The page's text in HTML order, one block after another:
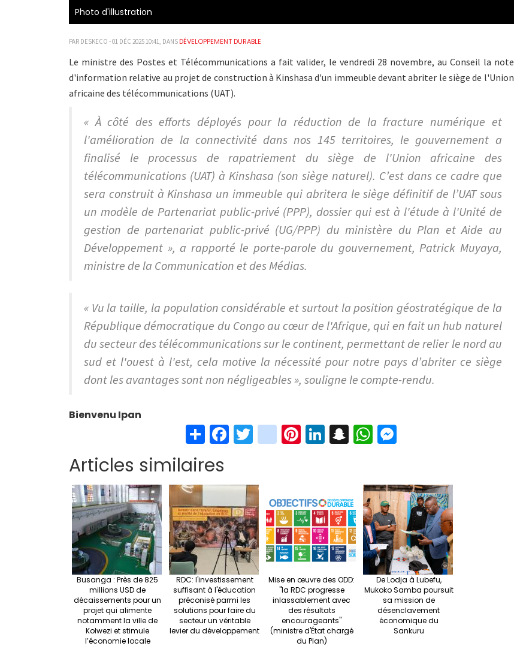
Photo d'illustration
PAR DESKECO - 01 DÉC 2025 10:41, DANS DÉVELOPPEMENT DURABLE
Le ministre des Postes et Télécommunications a fait valider, le vendredi 28 novembre, au Conseil la note
d'information relative au projet de construction à Kinshasa d'un immeuble devant abriter le siège de l'Union
africaine des télécommunications (UAT).
« À côté des efforts déployés pour la réduction de la fracture numérique et
l'amélioration de la connectivité dans nos 145 territoires, le gouvernement a
finalisé le processus de rapatriement du siège de l'Union africaine des
télécommunications (UAT) à Kinshasa (son siège naturel). C’est dans ce cadre que
sera construit à Kinshasa un immeuble qui abritera le siège définitif de l’UAT sous
un modèle de Partenariat public-privé (PPP), dossier qui est à l'étude à l'Unité de
gestion de partenariat public-privé (UG/PPP) du ministère du Plan et Aide au
Développement », a rapporté le porte-parole du gouvernement, Patrick Muyaya,
ministre de la Communication et des Médias.
« Vu la taille, la population considérable et surtout la position géostratégique de la
République démocratique du Congo au cœur de l'Afrique, qui en fait un hub naturel
du secteur des télécommunications sur le continent, permettant de relier le nord au
sud et l'ouest à l'est, cela motive la nécessité pour notre pays d’abriter ce siège
dont les avantages sont non négligeables », souligne le compte-rendu.
Bienvenu Ipan
S
h
ar
e
Fa
ce
o
o
k
T
wi
er
in
st
m
Pi
nt
t
Li
n
n
S
n
pc
h
at
W
h
sA
p
p
n
ge
r
Articles similaires
Busanga : Près de 825
millions USD de
décaissements pour un
projet qui alimente
notamment la ville de
Kolwezi et stimule
l’économie locale
RDC: l'investissement
suffisant à l'éducation
préconisé parmi les
solutions pour faire du
secteur un véritable
levier du développement
Mise en œuvre des ODD:
"la RDC progresse
inlassablement avec
des résultats
encourageants"
(ministre d'État chargé
du Plan)
De Lodja à Lubefu,
Mukoko Samba poursuit
sa mission de
désenclavement
économique du
Sankuru